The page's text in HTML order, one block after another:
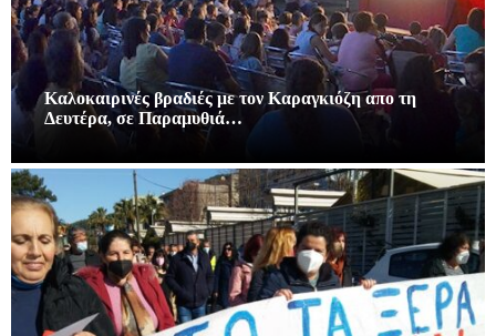
Καλοκαιρινές βραδιές με τον Καραγκιόζη απο τη
Δευτέρα, σε Παραμυθιά…